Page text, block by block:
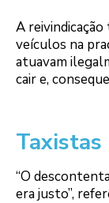
A
veículos na
atuavam
cair e,
“O
era justo”,